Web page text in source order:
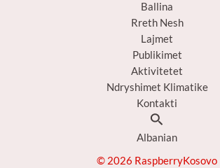
Ballina
Rreth Nesh
Lajmet
Publikimet
Aktivitetet
Ndryshimet Klimatike
Kontakti
Search
Albanian
© 2026 RaspberryKosovo